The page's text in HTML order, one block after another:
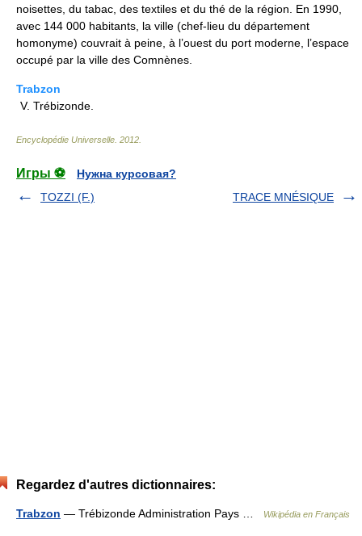
noisettes, du tabac, des textiles et du thé de la région. En 1990,
avec 144 000 habitants, la ville (chef-lieu du département
homonyme) couvrait à peine, à l’ouest du port moderne, l’espace
occupé par la ville des Comnènes.
Trabzon
V. Trébizonde.
Encyclopédie Universelle 2012
Игры ⚽
Нужна курсовая?
TOZZI (F.)
TRACE MNÉSIQUE
Regardez d'autres dictionnaires:
Trabzon — Trébizonde Administration Pays … Wikipédia en Français